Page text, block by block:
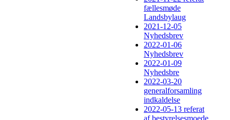
fællesmøde
Landsbylaug
2021-12-05
Nyhedsbrev
2022-01-06
Nyhedsbrev
2022-01-09
Nyhedsbre
2022-03-20
generalforsamling
indkaldelse
2022-05-13 referat